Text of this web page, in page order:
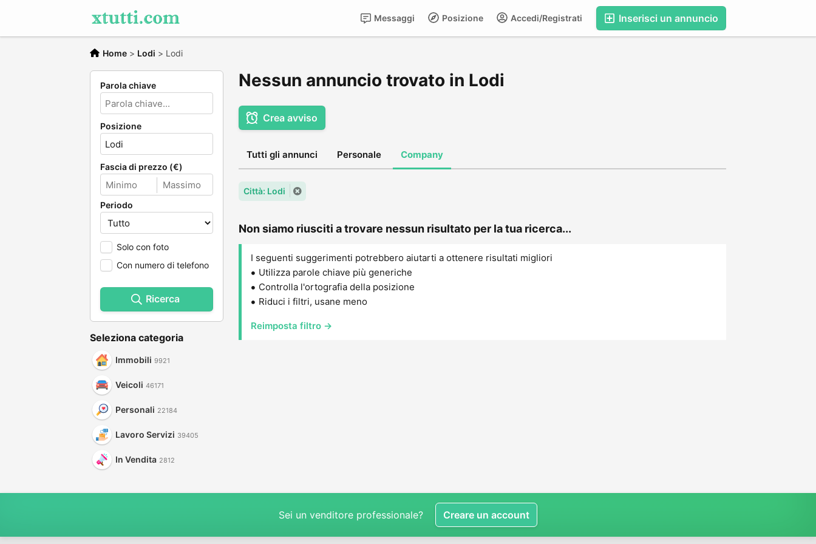
Inserisci un annuncio
Accedi/Registrati
Posizione
Messaggi
Home > Lodi > Lodi
Parola chiave
Posizione
Fascia di prezzo (€)
Periodo
Solo con foto
Con numero di telefono
Ricerca
Seleziona categoria
Immobili 9921
Veicoli 46171
Personali 22184
Lavoro Servizi 39405
In Vendita 2812
Nessun annuncio trovato in Lodi
Crea avviso
Tutti gli annunci Personale Company
Città: Lodi
Non siamo riusciti a trovare nessun risultato per la tua ricerca...
I seguenti suggerimenti potrebbero aiutarti a ottenere risultati migliori
Utilizza parole chiave più generiche
Controlla l'ortografia della posizione
Riduci i filtri, usane meno
Reimposta filtro →
Sei un venditore professionale? Creare un account